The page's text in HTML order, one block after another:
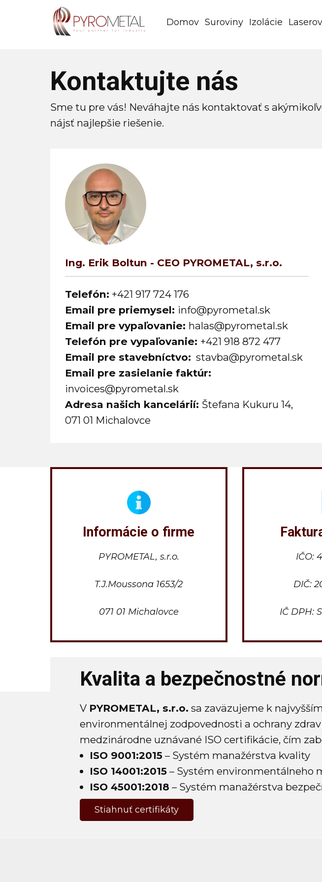
Domov Suroviny Izolácie
Kontaktujte nás
Sme tu pre vás! Neváhajte nás kontaktovať s
nájsť najlepšie riešenie.
Ing. Erik Boltun - CEO ​PYROMETAL, s.r.o.
Telefón: +421 917 724 176
Email pre priemysel: info@pyrometal.sk
Email pre vypaľovanie: halas@pyrometal.sk
Telefón pre vypaľovanie: +421 918 872 477
Email pre stavebníctvo: stavba@pyrometal.sk
Email pre zasielanie faktúr:
invoices@pyrometal.sk
Adresa našich kancelárií: Štefana Kukuru 14,
071 01 Michalovce
Informácie o firme
PYROMETAL, s.r.o.
T.J.Moussona 1653/2
071 01 Michalovce
IČO:
DIČ:
IČ DPH:
Kvalita a bezpečnostné
V PYROMETAL, s.r.o. sa zaväzujeme k
environmentálnej zodpovednosti a ochrany
medzinárodne uznávané ISO certifikácie, čím
ISO 9001:2015 – Systém manažérstva kvality
ISO 14001:2015 – Systém environmentálneho
ISO 45001:2018 – Systém manažérstva
Stiahnuť certifikáty